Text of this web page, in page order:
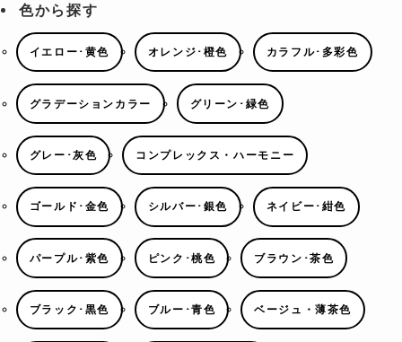
色から探す
イエロー･黄色 オレンジ･橙色 カラフル･多彩色
グラデーションカラー グリーン･緑色
グレー･灰色 コンプレックス・ハーモニー
ゴールド･金色 シルバー･銀色 ネイビー･紺色
パープル･紫色 ピンク･桃色 ブラウン･茶色
ブラック･黒色 ブルー･青色 ベージュ・薄茶色